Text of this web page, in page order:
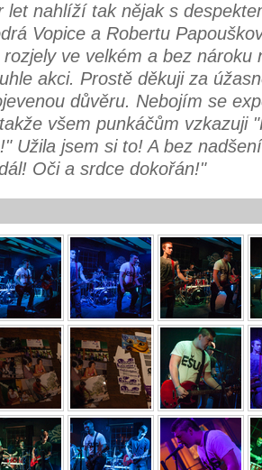
let nahlíží tak nějak s
Vopice a Robertu
ve velkém a bez nároku
akci. Prostě děkuji za
důvěru. Nebojím se
všem punkáčům vzkazuji
Užila jsem si to! A bez
Oči a srdce dokořán!"